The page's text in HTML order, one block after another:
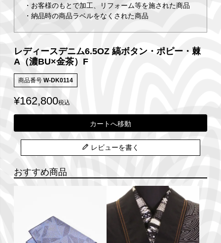
・お客様のもとで加工、リフォーム等を施された商品
・納品時の商品ラベルをなくされた商品
レディースデニム6.5OZ 縞ボタン・ポピー・棘
A（濃BU×金茶）F
商品番号 W-DK0114
¥162,800税込
カートへ移動
レビューを書く
おすすめ商品